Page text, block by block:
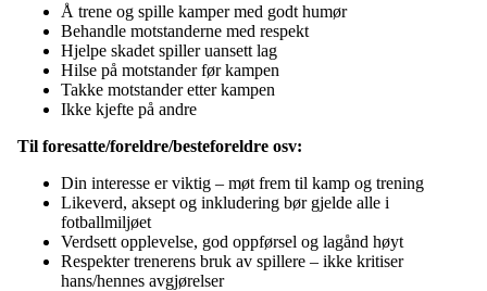
Å trene og spille kamper med godt humør
Behandle motstanderne med respekt
Hjelpe skadet spiller uansett lag
Hilse på motstander før kampen
Takke motstander etter kampen
Ikke kjefte på andre
Til foresatte/foreldre/besteforeldre osv:
Din interesse er viktig – møt frem til kamp og trening
Likeverd, aksept og inkludering bør gjelde alle i
fotballmiljøet
Verdsett opplevelse, god oppførsel og lagånd høyt
Respekter trenerens bruk av spillere – ikke kritiser
hans/hennes avgjørelser